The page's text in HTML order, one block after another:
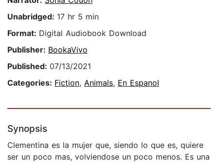
Unabridged: 17 hr 5 min
Format: Digital Audiobook Download
Publisher: BookaVivo
Published: 07/13/2021
Categories: Fiction, Animals, En Espanol
Synopsis
Clementina es la mujer que, siendo lo que es, quiere
ser un poco mas, volviendose un poco menos. Es una